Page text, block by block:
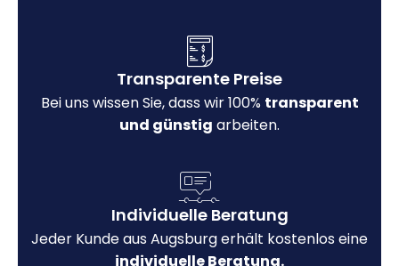
Transparente Preise
Bei uns wissen Sie, dass wir 100% transparent
und günstig arbeiten.
Individuelle Beratung
Jeder Kunde aus Augsburg erhält kostenlos eine
individuelle Beratung.